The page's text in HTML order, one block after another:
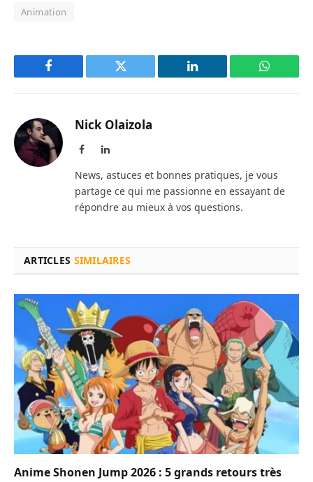
Animation
Facebook Twitter LinkedIn
Nick Olaizola
FacebookLinkedIn
News, astuces et bonnes pratiques, je vous
partage ce qui me passionne en essayant de
répondre au mieux à vos questions.
ARTICLES SIMILAIRES
Anime Shonen Jump 2026 : 5 grands retours très